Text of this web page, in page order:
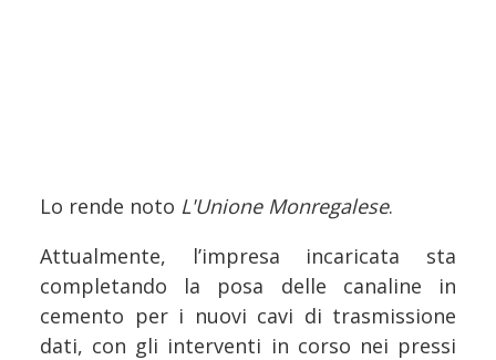
Lo rende noto L'Unione Monregalese.
Attualmente, l’impresa incaricata sta
completando la posa delle canaline in
cemento per i nuovi cavi di trasmissione
dati, con gli interventi in corso nei pressi